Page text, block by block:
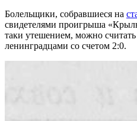
Болельщики, собравшиеся на
свидетелями проигрыша
таки утешением, можно
ленинградцами со счетом 2:0.